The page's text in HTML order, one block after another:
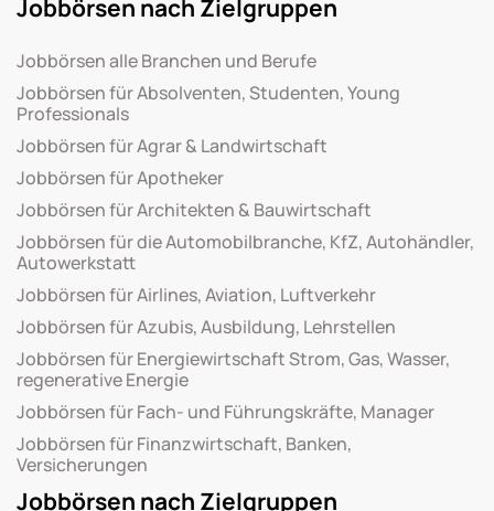
Jobbörsen nach Zielgruppen
Jobbörsen alle Branchen und Berufe
Jobbörsen für Absolventen, Studenten, Young
Professionals
Jobbörsen für Agrar & Landwirtschaft
Jobbörsen für Apotheker
Jobbörsen für Architekten & Bauwirtschaft
Jobbörsen für die Automobilbranche, KfZ, Autohändler,
Autowerkstatt
Jobbörsen für Airlines, Aviation, Luftverkehr
Jobbörsen für Azubis, Ausbildung, Lehrstellen
Jobbörsen für Energiewirtschaft Strom, Gas, Wasser,
regenerative Energie
Jobbörsen für Fach- und Führungskräfte, Manager
Jobbörsen für Finanzwirtschaft, Banken,
Versicherungen
Jobbörsen nach Zielgruppen